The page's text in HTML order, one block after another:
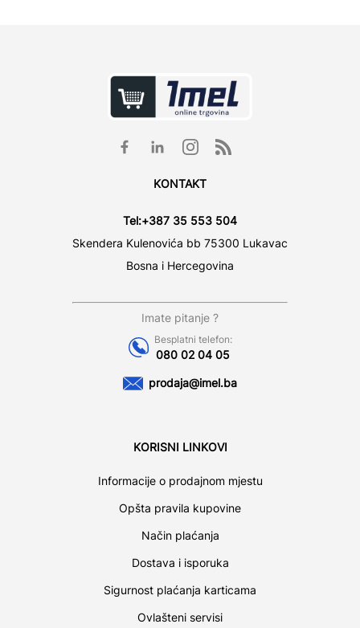
KONTAKT
Tel:+387 35 553 504
Skendera Kulenovića bb 75300 Lukavac
Bosna i Hercegovina
Imate pitanje ?
Besplatni telefon:
080 02 04 05
prodaja@imel.ba
KORISNI LINKOVI
Informacije o prodajnom mjestu
Opšta pravila kupovine
Način plaćanja
Dostava i isporuka
Sigurnost plaćanja karticama
Ovlašteni servisi